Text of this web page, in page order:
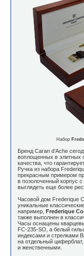
Набор
Бренд Caran d’Ache
воплощенных в элитных
качества, что
Ручка из набора
прекрасным примером
в позолоченный корпус
выглядеть еще более
Часовой дом Frederique
уникальные
например, Frederique
также выполнен в
Часы оснащены
FC-235-SO, а белый
индексами и стрелками
на отдельный
и женственными.